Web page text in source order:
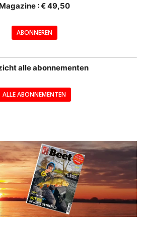
Magazine : € 49,50
ABONNEREN
alle abonnementen
ALLE ABONNEMENTEN